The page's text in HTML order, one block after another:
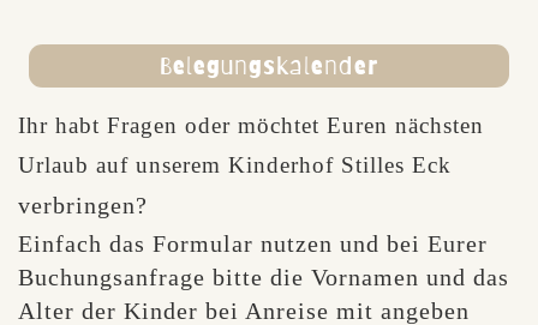
Belegungskalender
Ihr habt Fragen oder möchtet Euren nächsten
Urlaub auf unserem Kinderhof Stilles Eck
verbringen?
Einfach das Formular nutzen und bei Eurer
Buchungsanfrage bitte die Vornamen und das
Alter der Kinder bei Anreise mit angeben